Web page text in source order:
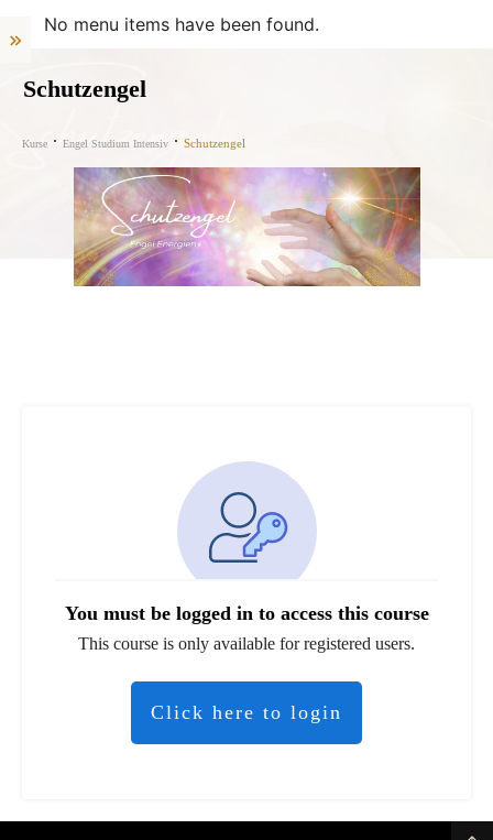
No menu items have been found.
Schutzengel
Kurse Engel Studium Intensiv Schutzengel
You must be logged in to access this course
This course is only available for registered users.
Click here to login